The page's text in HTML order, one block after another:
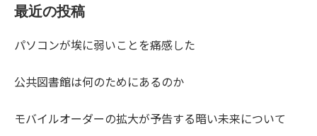
最近の投稿
パソコンが埃に弱いことを痛感した
公共図書館は何のためにあるのか
モバイルオーダーの拡大が予告する暗い未来について